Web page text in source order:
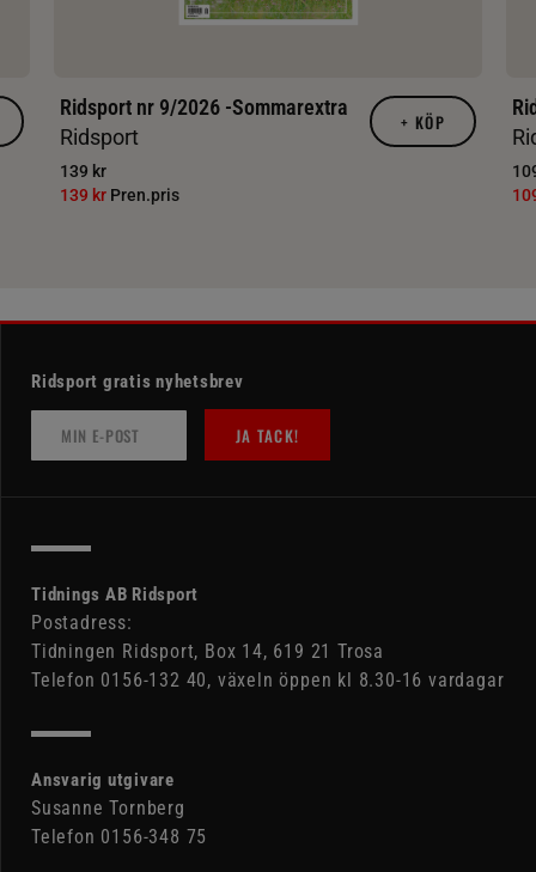
Ridsport nr 9/2026 -Sommarextra
Ridsport
139 kr
139 kr Pren.pris
+ KÖP
Ridsport gratis nyhetsbrev
JA TACK!
Tidnings AB Ridsport
Postadress:
Tidningen Ridsport, Box 14, 619 21 Trosa
Telefon 0156-132 40, växeln öppen kl 8.30-16 vardagar
Ansvarig utgivare
Susanne Tornberg
Telefon 0156-348 75